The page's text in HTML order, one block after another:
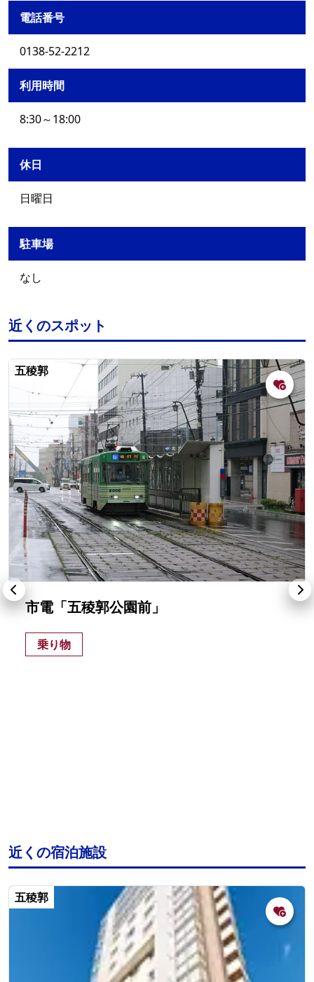
電話番号
0138-52-2212
利用時間
8:30～18:00
休日
日曜日
駐車場
なし
近くのスポット
五稜郭
市電「五稜郭公園前」
乗り物
近くの宿泊施設
五稜郭